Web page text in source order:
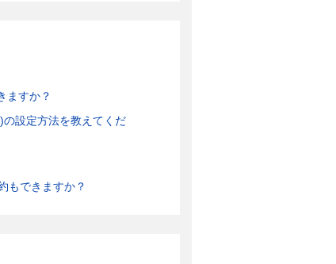
ますか？
の設定方法を教えてくだ
もできますか？